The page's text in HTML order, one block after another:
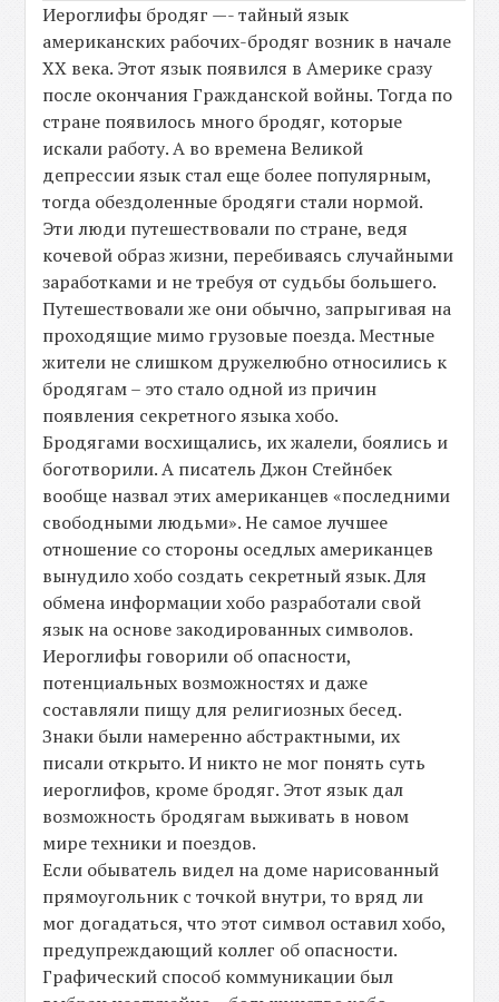
Иероглифы бродяг —- тайный язык
американских рабочих-бродяг возник в начале
XX века. Этот язык появился в Америке сразу
после окончания Гражданской войны. Тогда по
стране появилось много бродяг, которые
искали работу. А во времена Великой
депрессии язык стал еще более популярным,
тогда обездоленные бродяги стали нормой.
Эти люди путешествовали по стране, ведя
кочевой образ жизни, перебиваясь случайными
заработками и не требуя от судьбы большего.
Путешествовали же они обычно, запрыгивая на
проходящие мимо грузовые поезда. Местные
жители не слишком дружелюбно относились к
бродягам – это стало одной из причин
появления секретного языка хобо.
Бродягами восхищались, их жалели, боялись и
боготворили. А писатель Джон Стейнбек
вообще назвал этих американцев «последними
свободными людьми». Не самое лучшее
отношение со стороны оседлых американцев
вынудило хобо создать секретный язык. Для
обмена информации хобо разработали свой
язык на основе закодированных символов.
Иероглифы говорили об опасности,
потенциальных возможностях и даже
составляли пищу для религиозных бесед.
Знаки были намеренно абстрактными, их
писали открыто. И никто не мог понять суть
иероглифов, кроме бродяг. Этот язык дал
возможность бродягам выживать в новом
мире техники и поездов.
Если обыватель видел на доме нарисованный
прямоугольник с точкой внутри, то вряд ли
мог догадаться, что этот символ оставил хобо,
предупреждающий коллег об опасности.
Графический способ коммуникации был